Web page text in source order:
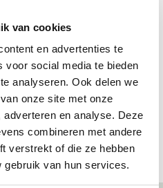
van cookies
en advertenties te
voor social media te bieden
analyseren. Ook delen we
onze site met onze
en analyse. Deze
combineren met andere
verstrekt of die ze hebben
van hun services.
Vanaf €
van Softline